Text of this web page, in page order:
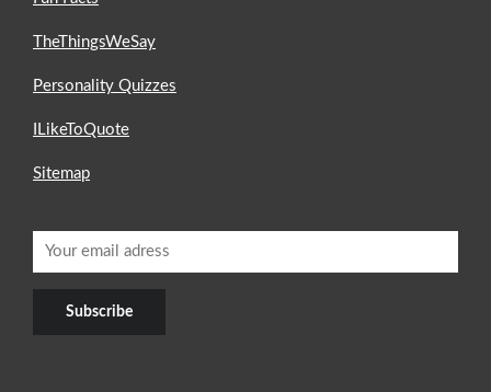
TheThingsWeSay
Personality Quizzes
ILikeToQuote
Sitemap